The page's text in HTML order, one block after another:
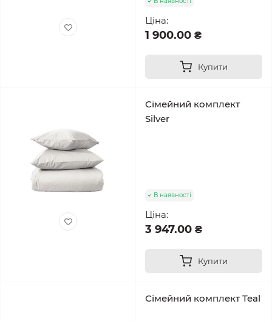
Ціна:
1 900.00 ₴
Купити
Сімейний комплект
Silver
В наявності
Ціна:
3 947.00 ₴
Купити
Сімейний комплект Teal